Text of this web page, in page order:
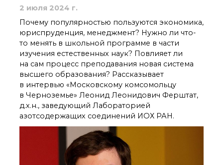
Центр коллективного
Института
органической химии
РАН (ЦКП ИОХ РАН)
Библиотека
Инфоресурсы
Профком
Документы
Контакты
2 июля 2024 г.
Почему популярностью пользуются экономика,
юриспруденция, менеджмент? Нужно ли что-
то менять в школьной программе в части
изучения естественных наук? Повлияет ли
на сам процесс преподавания новая система
высшего образования? Рассказывает
в интервью «Московскому комсомольцу
в Черноземье» Леонид Леонидович Ферштат,
д.х.н., заведующий Лабораторией
азотсодержащих соединений ИОХ РАН.